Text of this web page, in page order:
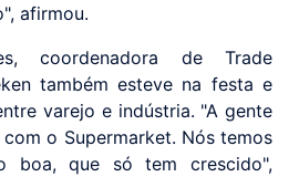
afirmou.
coordenadora de Trade
também esteve na festa e
varejo e indústria. "A gente
o Supermarket. Nós temos
boa, que só tem crescido",